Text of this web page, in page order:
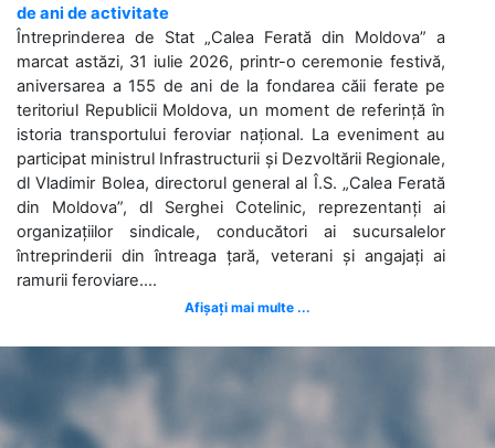
de ani de activitate
Întreprinderea de Stat „Calea Ferată din Moldova” a
marcat astăzi, 31 iulie 2026, printr-o ceremonie festivă,
aniversarea a 155 de ani de la fondarea căii ferate pe
teritoriul Republicii Moldova, un moment de referință în
istoria transportului feroviar național. La eveniment au
participat ministrul Infrastructurii și Dezvoltării Regionale,
dl Vladimir Bolea, directorul general al Î.S. „Calea Ferată
din Moldova”, dl Serghei Cotelinic, reprezentanți ai
organizațiilor sindicale, conducători ai sucursalelor
întreprinderii din întreaga țară, veterani și angajați ai
ramurii feroviare....
Afișați mai multe ...